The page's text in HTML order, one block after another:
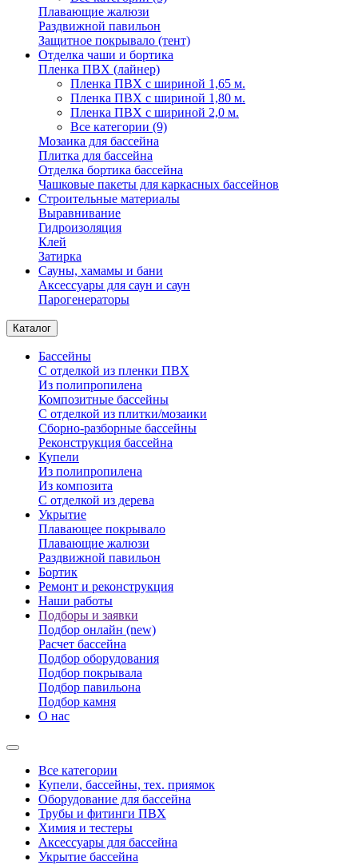
Плавающие жалюзи
Раздвижной павильон
Защитное покрывало (тент)
Отделка чаши и бортика
Пленка ПВХ (лайнер)
Пленка ПВХ с шириной 1,65 м.
Пленка ПВХ с шириной 1,80 м.
Пленка ПВХ с шириной 2,0 м.
Все категории (9)
Мозаика для бассейна
Плитка для бассейна
Отделка бортика бассейна
Чашковые пакеты для каркасных бассейнов
Строительные материалы
Выравнивание
Гидроизоляция
Клей
Затирка
Сауны, хамамы и бани
Аксессуары для саун и саун
Парогенераторы
Каталог
Бассейны
С отделкой из пленки ПВХ
Из полипропилена
Композитные бассейны
С отделкой из плитки/мозаики
Сборно-разборные бассейны
Реконструкция бассейна
Купели
Из полипропилена
Из композита
С отделкой из дерева
Укрытие
Плавающее покрывало
Плавающие жалюзи
Раздвижной павильон
Бортик
Ремонт и реконструкция
Наши работы
Подборы и заявки
Подбор онлайн (new)
Расчет бассейна
Подбор оборудования
Подбор покрывала
Подбор павильона
Подбор камня
О нас
Все категории
Купели, бассейны, тех. приямок
Оборудование для бассейна
Трубы и фитинги ПВХ
Химия и тестеры
Аксессуары для бассейна
Укрытие бассейна